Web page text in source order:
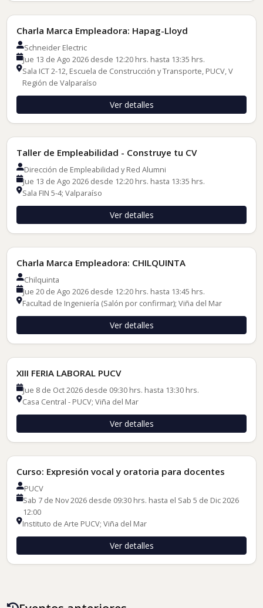
Charlas de Empleadores
Charla Marca Empleadora: Hapag-Lloyd
Schneider Electric
Jue 13 de Ago 2026 desde 12:20 hrs. hasta 13:35 hrs.
Sala ICT 2-12, Escuela de Construcción y Transporte, PUCV, V
Región de Valparaíso
Ver detalles
Talleres de Inserción Laboral
Taller de Empleabilidad - Construye tu CV
Dirección de Empleabilidad y Red Alumni
Jue 13 de Ago 2026 desde 12:20 hrs. hasta 13:35 hrs.
Sala FIN 5-4; Valparaíso
Ver detalles
Charlas de Empleadores
Charla Marca Empleadora: CHILQUINTA
Chilquinta
Jue 20 de Ago 2026 desde 12:20 hrs. hasta 13:45 hrs.
Facultad de Ingeniería (Salón por confirmar); Viña del Mar
Ver detalles
XIII FERIA LABORAL PUCV
Jue 8 de Oct 2026 desde 09:30 hrs. hasta 13:30 hrs.
Casa Central - PUCV; Viña del Mar
Ver detalles
Cursos de Formación
Curso: Expresión vocal y oratoria para docentes
PUCV
Sab 7 de Nov 2026 desde 09:30 hrs. hasta el Sab 5 de Dic 2026
12:00
Instituto de Arte PUCV; Viña del Mar
Ver detalles